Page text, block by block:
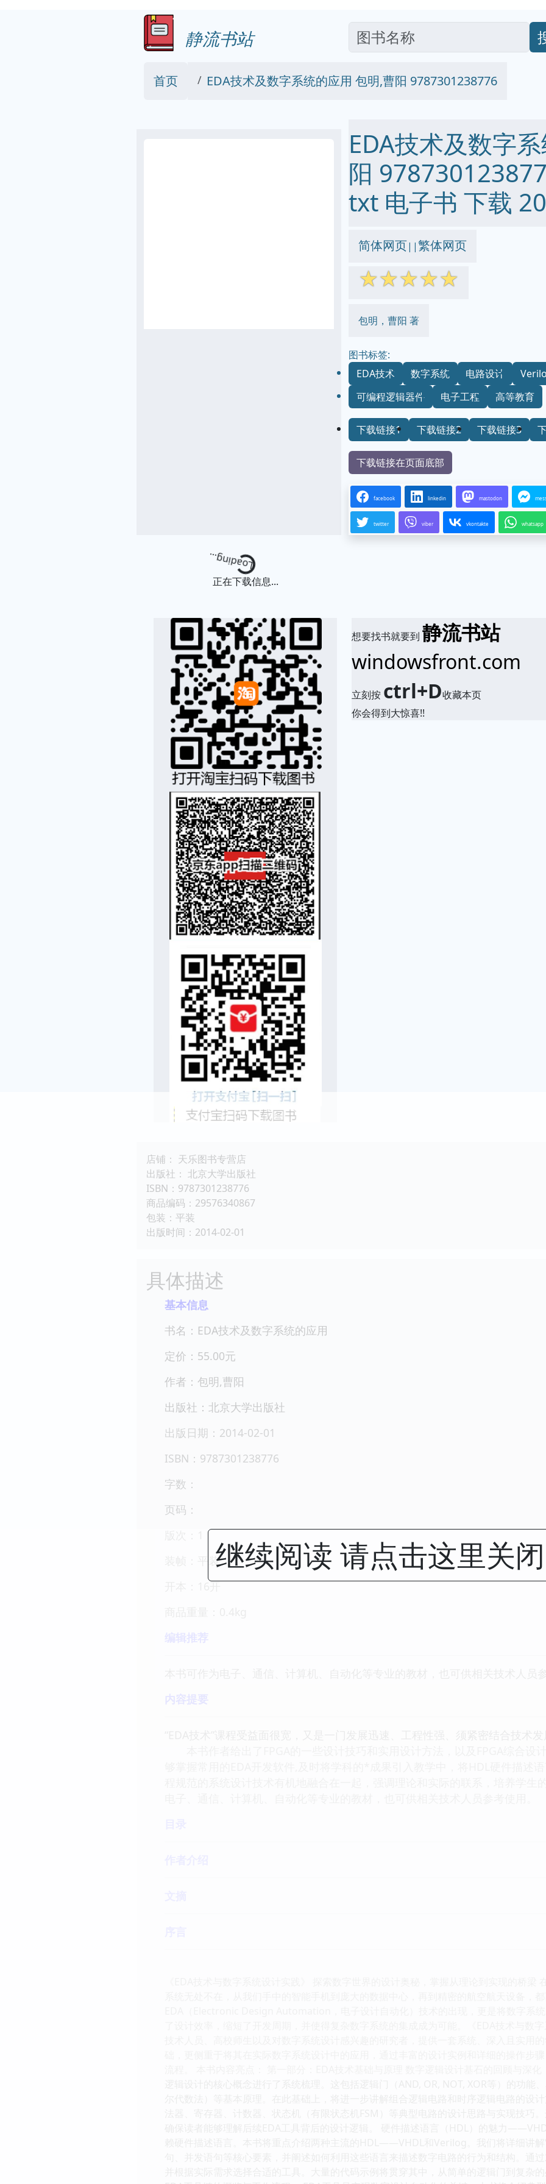
静流书站
首页 EDA技术及数字系统的应用 包明,曹阳 9787301238776
EDA技术及数字
阳
txt 电子书 下载
简体网页||繁体网页
☆☆☆☆☆
包明，曹阳 著
图书标签:
EDA技术
数字系统 电路设计
可编程逻辑器件
电子工程 高等教育
下载链接1 下载链接2 下载链接3
下载链接在页面底部
facebook linkedin mastodon
twitter viber vkontakte whatsapp
Loading...
正在下载信息...
想要找书就要到静流书站
windowsfront.com
立刻按 ctrl+D收藏本页
你会得到大惊喜!!
店铺： 天乐图书专营店
出版社： 北京大学出版社
ISBN：9787301238776
商品编码：29576340867
包装：平装
出版时间：2014-02-01
具体描述
基本信息
书名：EDA技术及数字系统的应用
定价：55.00元
作者：包明,曹阳
出版社：北京大学出版社
出版日期：2014-02-01
ISBN：9787301238776
字数：
页码：
装帧：平装
开本：16开
内容提要
继续阅读 请点击这里关